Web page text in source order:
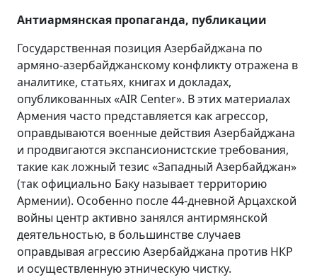
Антиармянская пропаганда, публикации
Государственная позиция Азербайджана по
армяно-азербайджанскому конфликту отражена в
аналитике, статьях, книгах и докладах,
опубликованных «AIR Center». В этих материалах
Армения часто представляется как агрессор,
оправдываются военные действия Азербайджана
и продвигаются экспансионистские требования,
такие как ложный тезис «Западный Азербайджан»
(так официально Баку называет территорию
Армении). Особенно после 44-дневной Арцахской
войны центр активно занялся антирмянской
деятельностью, в большинстве случаев
оправдывая агрессию Азербайджана против НКР
и осуществленную этническую чистку.